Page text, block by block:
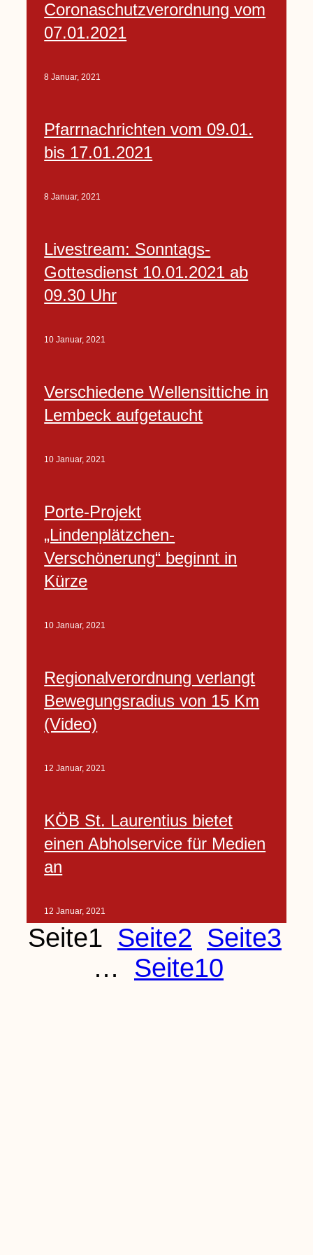
Coronaschutzverordnung vom
07.01.2021
8 Januar, 2021
Pfarrnachrichten vom 09.01.
bis 17.01.2021
8 Januar, 2021
Livestream: Sonntags-
Gottesdienst 10.01.2021 ab
09.30 Uhr
10 Januar, 2021
Verschiedene Wellensittiche in
Lembeck aufgetaucht
10 Januar, 2021
Porte-Projekt
„Lindenplätzchen-
Verschönerung“ beginnt in
Kürze
10 Januar, 2021
Regionalverordnung verlangt
Bewegungsradius von 15 Km
(Video)
12 Januar, 2021
KÖB St. Laurentius bietet
einen Abholservice für Medien
an
12 Januar, 2021
Seite1 Seite2 Seite3
…
Seite10